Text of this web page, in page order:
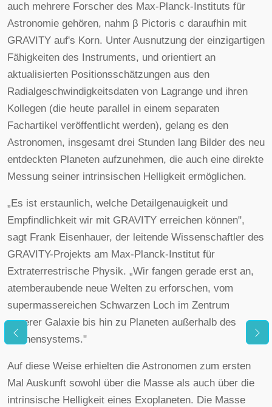
auch mehrere Forscher des Max-Planck-Instituts für
Astronomie gehören, nahm β Pictoris c daraufhin mit
GRAVITY auf's Korn. Unter Ausnutzung der einzigartigen
Fähigkeiten des Instruments, und orientiert an
aktualisierten Positionsschätzungen aus den
Radialgeschwindigkeitsdaten von Lagrange und ihren
Kollegen (die heute parallel in einem separaten
Fachartikel veröffentlicht werden), gelang es den
Astronomen, insgesamt drei Stunden lang Bilder des neu
entdeckten Planeten aufzunehmen, die auch eine direkte
Messung seiner intrinsischen Helligkeit ermöglichen.
„Es ist erstaunlich, welche Detailgenauigkeit und
Empfindlichkeit wir mit GRAVITY erreichen können",
sagt Frank Eisenhauer, der leitende Wissenschaftler des
GRAVITY-Projekts am Max-Planck-Institut für
Extraterrestrische Physik. „Wir fangen gerade erst an,
atemberaubende neue Welten zu erforschen, vom
supermassereichen Schwarzen Loch im Zentrum
unserer Galaxie bis hin zu Planeten außerhalb des
Sonnensystems."
Auf diese Weise erhielten die Astronomen zum ersten
Mal Auskunft sowohl über die Masse als auch über die
intrinsische Helligkeit eines Exoplaneten. Die Masse